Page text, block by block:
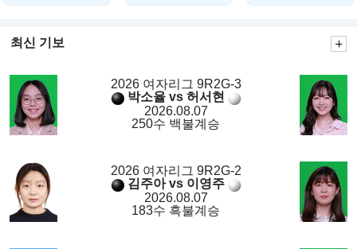
최신 기보
2026 여자리그 9R2G-3
박소율 vs 허서현
2026.08.07
250수 백불계승
2026 여자리그 9R2G-2
김주아 vs 이영주
2026.08.07
183수 흑불계승